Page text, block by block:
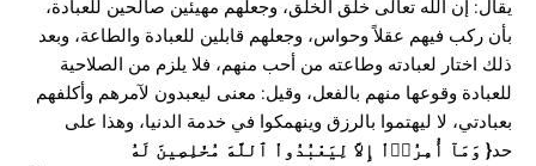
يقال: إن الله تعالى خلق الخلق، وجعلهم مهيئين صالحين للعبادة،
بأن ركب فيهم عقلاً وحواس، وجعلهم قابلين للعبادة والطاعة، وبعد
ذلك اختار لعبادته وطاعته من أحب منهم، فلا يلزم من الصلاحية
للعبادة وقوعها منهم بالفعل، وقيل: معنى ليعبدون لآمرهم وأكلفهم
بعبادتي، لا ليهتموا بالرزق وينهمكوا في خدمة الدنيا، وهذا على
حد{ وَمَآ أُمِرُوۤاْ إِلاَّ لِيَعْبُدُواْ ٱللَّهَ مُخْلِصِينَ لَهُ